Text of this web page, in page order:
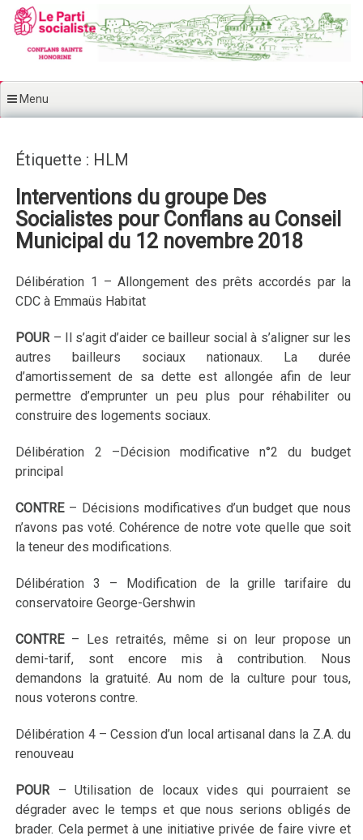
Aller au contenu principal
Menu
Étiquette : HLM
Interventions du groupe Des
Socialistes pour Conflans au Conseil
Municipal du 12 novembre 2018
Délibération 1 – Allongement des prêts accordés par la
CDC à Emmaüs Habitat
POUR– Il s’agit d’aider ce bailleur social à s’aligner sur les
autres bailleurs sociaux nationaux. La durée
d’amortissement de sa dette est allongée afin de leur
permettre d’emprunter un peu plus pour réhabiliter ou
construire des logements sociaux.
Délibération 2 –Décision modificative n°2 du budget
principal
CONTRE – Décisions modificatives d’un budget que nous
n’avons pas voté. Cohérence de notre vote quelle que soit
la teneur des modifications.
Délibération 3 – Modification de la grille tarifaire du
conservatoire George-Gershwin
CONTRE– Les retraités, même si on leur propose un
demi-tarif, sont encore mis à contribution. Nous
demandons la gratuité. Au nom de la culture pour tous,
nous voterons contre.
Délibération 4 – Cession d’un local artisanal dans la Z.A. du
renouveau
POUR– Utilisation de locaux vides qui pourraient se
dégrader avec le temps et que nous serions obligés de
brader. Cela permet à une initiative privée de faire vivre et